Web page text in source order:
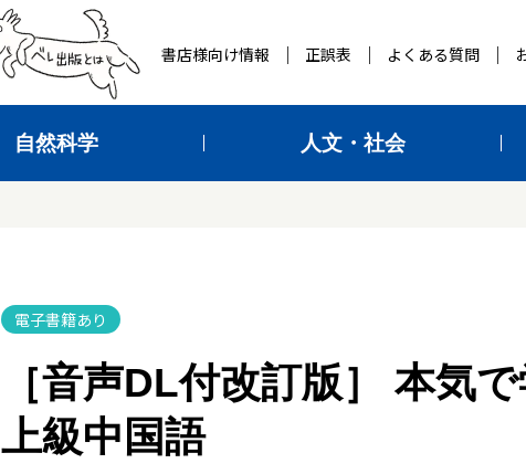
書店様向け情報 正誤表 よくある質問
自然科学 人文・社会
電子書籍あり
［音声DL付改訂版］ 本気
上級中国語